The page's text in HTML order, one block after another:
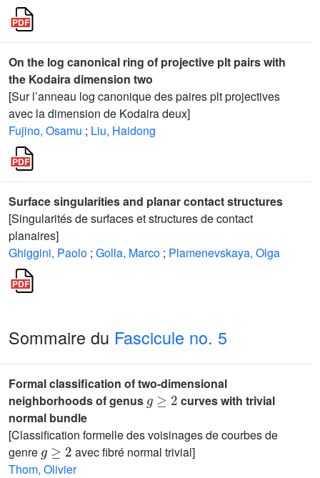
On the log canonical ring of projective plt pairs with
the Kodaira dimension two
[Sur l’anneau log canonique des paires plt projectives
avec la dimension de Kodaira deux]
Fujino, Osamu ; Liu, Haidong
Surface singularities and planar contact structures
[Singularités de surfaces et structures de contact
planaires]
Ghiggini, Paolo ; Golla, Marco ; Plamenevskaya, Olga
Sommaire du Fascicule no. 5
Formal classification of two-dimensional
neighborhoods of genus
g≥2
curves with trivial
normal bundle
[Classification formelle des voisinages de courbes de
genre
g≥2
avec fibré normal trivial]
Thom, Olivier